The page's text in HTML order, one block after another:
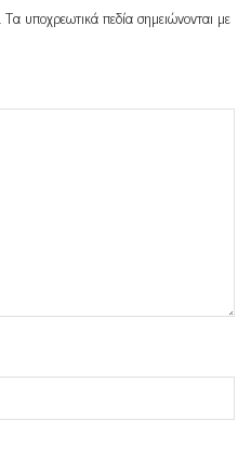
Τα υποχρεωτικά πεδία σημειώνονται με